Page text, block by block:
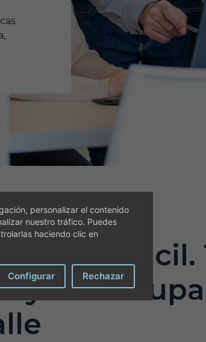
más fácil.
y nos
personalizar el contenido
nuestro tráfico. Puedes
haciendo clic en
Configurar Rechazar